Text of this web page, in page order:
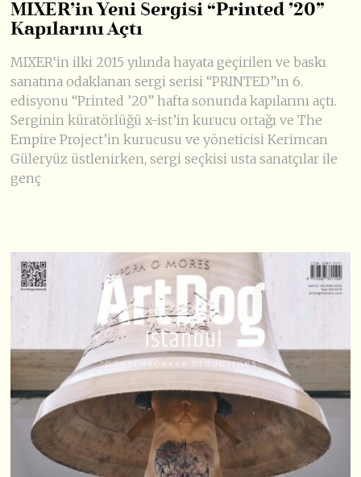
MIXER’in Yeni Sergisi “Printed ’20”
Kapılarını Açtı
MIXER‘in ilki 2015 yılında hayata geçirilen ve baskı
sanatına odaklanan sergi serisi “PRINTED”ın 6.
edisyonu “Printed ’20” hafta sonunda kapılarını açtı.
Serginin küratörlüğü x-ist’in kurucu ortağı ve The
Empire Project’in kurucusu ve yöneticisi Kerimcan
Güleryüz üstlenirken, sergi seçkisi usta sanatçılar ile
genç